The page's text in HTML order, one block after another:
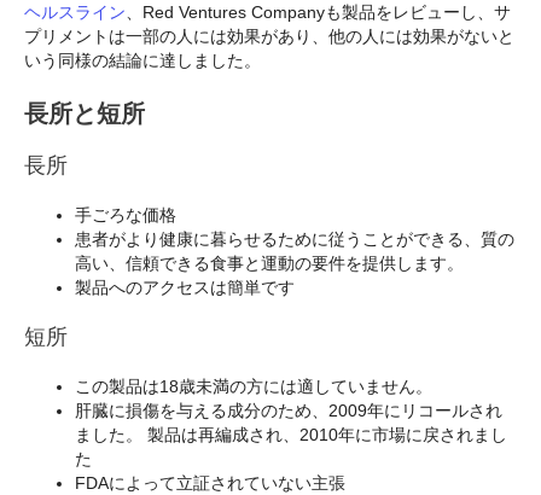
ヘルスライン 、Red Ventures Companyも製品をレビューし、サ
プリメントは一部の人には効果があり、他の人には効果がないと
いう同様の結論に達しました。
長所と短所
長所
手ごろな価格
患者がより健康に暮らせるために従うことができる、質の
高い、信頼できる食事と運動の要件を提供します。
製品へのアクセスは簡単です
短所
この製品は18歳未満の方には適していません。
肝臓に損傷を与える成分のため、2009年にリコールされ
ました。 製品は再編成され、2010年に市場に戻されまし
た
FDAによって立証されていない主張